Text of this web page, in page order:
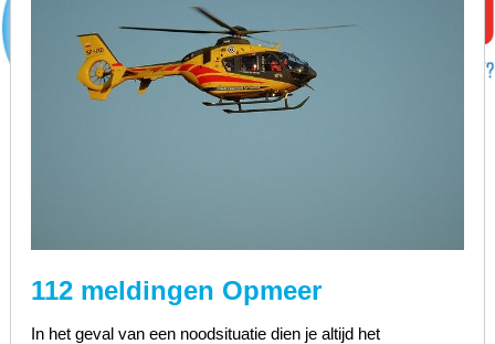
112 meldingen Opmeer
In het geval van een noodsituatie dien je altijd het